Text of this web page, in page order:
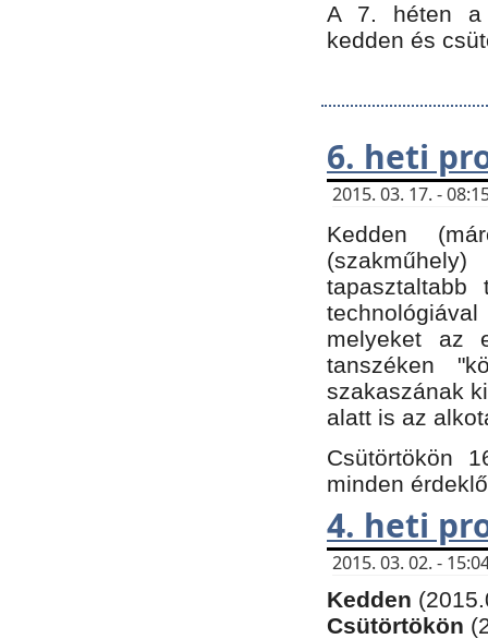
A 7. héten a
kedden és
6. heti
2015. 03. 17. -
Kedden
tapasztaltabb
melyeket az
tanszéken
szakaszának
alatt is az
Csütörtökön
minden
4. heti
2015. 03. 02. -
Kedden
Csütörtökön